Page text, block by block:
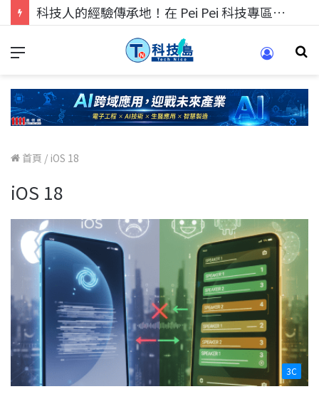
科技人找工作，就到TECH+ 科技專區!
首頁 / iOS 18
iOS 18
3C